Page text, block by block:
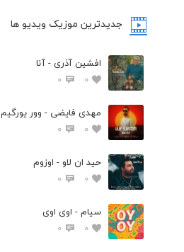
جدیدترین موزیک ویدیو ها
افشین آذری - آنا
0
0
مهدی فایضی - وور یورگیم
0
0
حید ان لاو - اوزوم
0
0
سیام - اوی اوی
0
0